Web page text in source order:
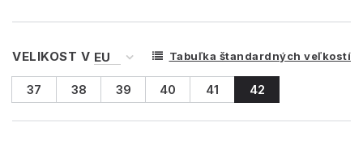
VELIKOST V Tabuľka štandardných veľkostí
37 38 39 40 41 42